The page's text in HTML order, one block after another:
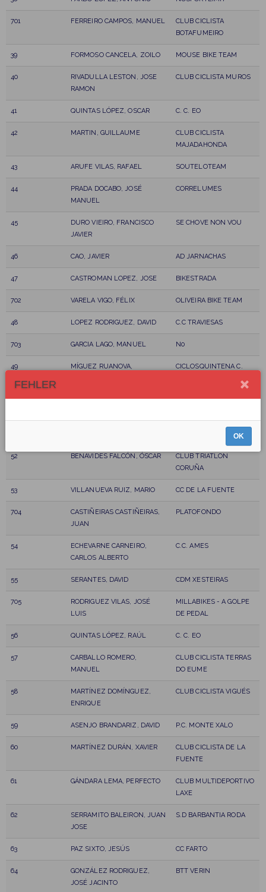
701 FERREIRO CAMPOS, MANUEL
CLUB CICLISTA
BOTAFUMEIRO
39 FORMOSO CANCELA, ZOILO MOUSE BIKE TEAM
40
RIVADULLA LESTON, JOSE
RAMON
CLUB CICLISTA MUROS
41 QUINTAS LÓPEZ, OSCAR C. C. EO
42 MARTIN, GUILLAUME
CLUB CICLISTA
MAJADAHONDA
43 ARUFE VILAS, RAFAEL SOUTELOTEAM
44
PRADA DOCABO, JOSÉ
MANUEL
CORRELUMES
45
DURO VIEIRO, FRANCISCO
JAVIER
SE CHOVE NON VOU
46 CAO, JAVIER AD JARNACHAS
47 CASTROMAN LOPEZ, JOSE BIKESTRADA
702 VARELA VIGO, FÉLIX OLIVEIRA BIKE TEAM
48 LOPEZ RODRIGUEZ, DAVID C.C TRAVIESAS
703 GARCIA LAGO, MANUEL N0
49
MÍGUEZ RUANOVA,
CICLOSQUINTENA C.
50 BENAVIDES BARREIRO, PABLO NO
51
VILA LOPEZ, FRANCISCO
PEÑA CICLISTA MONTE
52 BENAVIDES FALCÓN, ÓSCAR
CLUB TRIATLON
CORUÑA
53 VILLANUEVA RUIZ, MARIO CC DE LA FUENTE
704
CASTIÑEIRAS CASTIÑEIRAS,
JUAN
PLATOFONDO
54
ECHEVARNE CARNEIRO,
CARLOS ALBERTO
C.C. AMES
55 SERANTES, DAVID CDM XESTEIRAS
705
RODRIGUEZ VILAS, JOSÉ
LUIS
MILLABIKES - A GOLPE
DE PEDAL
56 QUINTAS LÓPEZ, RAÚL C. C. EO
57
CARBALLO ROMERO,
MANUEL
CLUB CICLISTA TERRAS
DO EUME
58
MARTÍNEZ DOMÍNGUEZ,
ENRIQUE
CLUB CICLISTA VIGUÉS
59 ASENJO BRANDARIZ, DAVID P.C. MONTE XALO
60 MARTÍNEZ DURÁN, XAVIER
CLUB CICLISTA DE LA
FUENTE
61 GÁNDARA LEMA, PERFECTO
CLUB MULTIDEPORTIVO
LAXE
62
SERRAMITO BALEIRON, JUAN
JOSE
S.D BARBANTIA RODA
63 PAZ SIXTO, JESÚS CC FARTO
64
GONZÁLEZ RODRIGUEZ,
JOSÉ JACINTO
BTT VERIN
FEHLER
OK